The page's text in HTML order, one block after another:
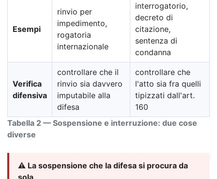
Tabella 2 — Sospensione e interruzione: due cose
diverse
Esempi
rinvio per
impedimento,
rogatoria
internazionale
interrogatorio,
decreto di
citazione,
sentenza di
condanna
Verifica
difensiva
controllare che il
rinvio sia davvero
imputabile alla
difesa
controllare che
l'atto sia fra quelli
tipizzati dall'art.
160
⚠️ La sospensione che la difesa si procura da
sola